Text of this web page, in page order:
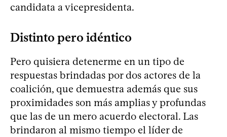
candidata a vicepresidenta.
Distinto pero idéntico
Pero quisiera detenerme en un tipo de
respuestas brindadas por dos actores de la
coalición, que demuestra además que sus
proximidades son más amplias y profundas
que las de un mero acuerdo electoral. Las
brindaron al mismo tiempo el líder de